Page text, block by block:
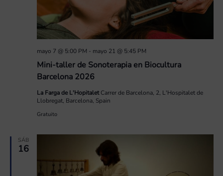
Mini-taller de Sonoterapia en Biocultura
Barcelona 2026
mayo 7 @ 5:00 PM - mayo 21 @ 5:45 PM
La Farga de L'HopitaletCarrer de Barcelona, 2, L'Hospitalet de
Llobregat, Barcelona, Spain
Gratuito
SÁB
16